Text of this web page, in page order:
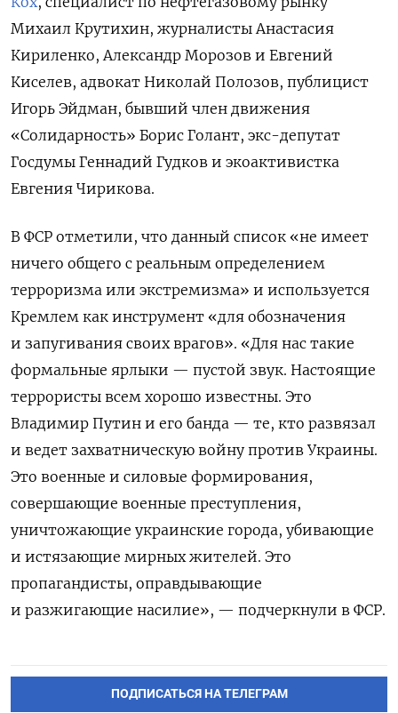
Михаил Крутихин, журналисты Анастасия
Кириленко, Александр Морозов и Евгений
Киселев, адвокат Николай Полозов, публицист
Игорь Эйдман, бывший член движения
«Солидарность» Борис Голант, экс-депутат
Госдумы Геннадий Гудков и экоактивистка
Евгения Чирикова.
В ФСР отметили, что данный список «не имеет
ничего общего с реальным определением
терроризма или экстремизма» и используется
Кремлем как инструмент «для обозначения
и запугивания своих врагов». «Для нас такие
формальные ярлыки — пустой звук. Настоящие
террористы всем хорошо известны. Это
Владимир Путин и его банда — те, кто развязал
и ведет захватническую войну против Украины.
Это военные и силовые формирования,
совершающие военные преступления,
уничтожающие украинские города, убивающие
и истязающие мирных жителей. Это
пропагандисты, оправдывающие
и разжигающие насилие», — подчеркнули в ФСР.
ПОДПИСАТЬСЯ НА ТЕЛЕГРАМ